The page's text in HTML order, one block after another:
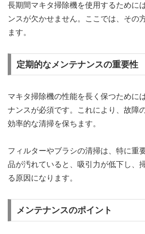
長期間マキタ掃除機を使用するために
ンスが欠かせません。ここでは、その
ます。
定期的なメンテナンスの重要性
マキタ掃除機の性能を長く保つために
ナンスが必須です。これにより、故障
効率的な清掃を保ちます。
フィルターやブラシの清掃は、特に重
品が汚れていると、吸引力が低下し、
る原因になります。
メンテナンスのポイント